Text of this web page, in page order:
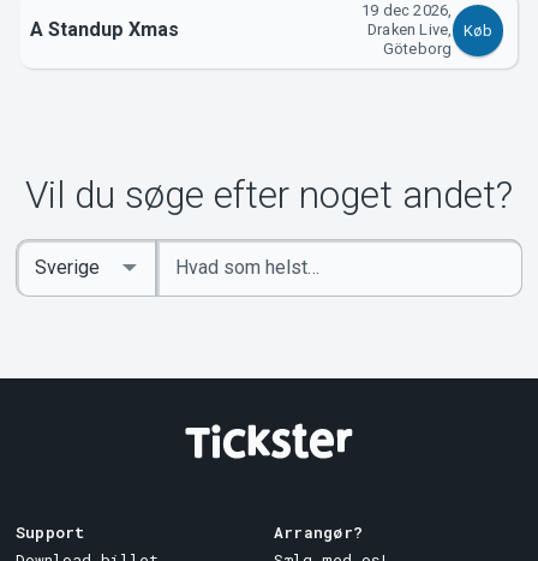
A Standup Xmas
19 dec 2026,
Draken Live,
Göteborg
Køb
Vil du søge efter noget andet?
Indtast
søgeord
Select
Country
Support
Arrangør?